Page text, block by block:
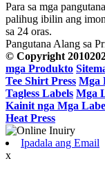
Para sa mga
palihug ibilin ang
sa 24 oras.
Pangutana Alang sa
© Copyright
mga Produkto
Tee Shirt Press Mga
Tagless Labels Mga
Kainit nga Mga
Heat Press
Ipadala ang Email
x